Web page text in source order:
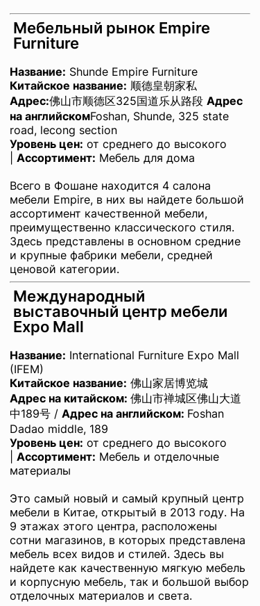
Мебельный рынок Empire
Furniture
Название: Shunde Empire Furniture
Китайское название: 顺德皇朝家私
Адрес:佛山市顺德区325国道乐从路段 Адрес
на английскомFoshan, Shunde, 325 state
road, lecong section
Уровень цен: от среднего до высокого
Ассортимент: Мебель для дома
Всего в Фошане находится 4 салона
мебели Empire, в них вы найдете большой
ассортимент качественной мебели,
преимущественно классического стиля.
Здесь представлены в основном средние
и крупные фабрики мебели, средней
ценовой категории.
Международный
выставочный центр мебели
Expo Mall
Название: International Furniture Expo Mall
(IFEM)
Китайское название: 佛山家居博览城
Адрес на китайском: 佛山市禅城区佛山大道
中189号 / Адрес на английском: Foshan
Dadao middle, 189
Уровень цен: от среднего до высокого
Ассортимент: Мебель и отделочные
материалы
Это самый новый и самый крупный центр
мебели в Китае, открытый в 2013 году. На
9 этажах этого центра, расположены
сотни магазинов, в которых представлена
мебель всех видов и стилей. Здесь вы
найдете как качественную мягкую мебель
и корпусную мебель, так и большой выбор
отделочных материалов и света.